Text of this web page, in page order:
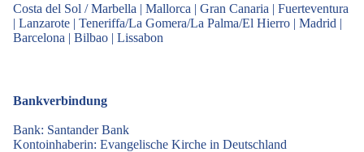
Costa del Sol / Marbella | Mallorca | Gran Canaria | Fuerteventura
| Lanzarote | Teneriffa/La Gomera/La Palma/El Hierro | Madrid |
Barcelona | Bilbao | Lissabon
Bankverbindung
Bank: Santander Bank
Kontoinhaberin: Evangelische Kirche in Deutschland